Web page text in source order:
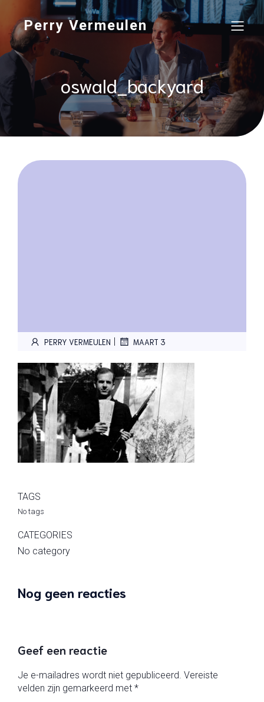
Perry Vermeulen
oswald_backyard
PERRY VERMEULEN | MAART 3
TAGS
No tags
CATEGORIES
No category
Nog geen reacties
Geef een reactie
Je e-mailadres wordt niet gepubliceerd. Vereiste
velden zijn gemarkeerd met *